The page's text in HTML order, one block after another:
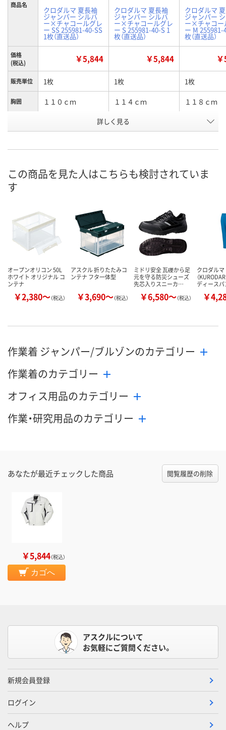
商品名
クロダルマ 夏長袖
ジャンパー シルバ
ー×チャコールグレ
ー SS 255981-40-SS
1枚（直送品）
クロダルマ 夏長袖
ジャンパー シルバ
ー×チャコールグレ
ー S 255981-40-S 1
枚（直送品）
クロダルマ
ジャンパー
ー×チャコー
ー M 255981-
枚（直送品）
価格
(税込)
￥5,844 ￥5,844
販売単位 1枚 1枚 1枚
胸囲 １１０ｃｍ １１４ｃｍ １１８ｃｍ
S
号
お届け日
数量
カゴへ カゴへ
数量
カ
詳しく見る
この商品を見た人はこちらも検討されていま
す
オープンオリコン 50L
ホワイト オリジナル コ
ンテナ
￥2,380～（税込）
アスクル 折りたたみコ
ンテナ フタ一体型
￥3,690～（税込）
ミドリ安全 瓦礫から足
元を守る防災シューズ
先芯入りスニーカ…
￥6,580～（税込）
クロダルマ
（
ディース
￥
作業着 ジャンパー/ブルゾンのカテゴリー
作業着のカテゴリー
オフィス用品のカテゴリー
作業・研究用品のカテゴリー
あなたが最近チェックした商品 閲覧履歴の削除
￥5,844（税込）
カゴへ
アスクルについて
お気軽にご質問ください。
新規会員登録
ログイン
ヘルプ